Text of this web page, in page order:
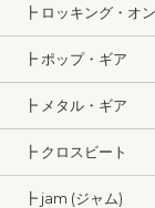
┣ ロッキング・オン
┣ ポップ・ギア
┣ メタル・ギア
┣ クロスビート
┣ jam (ジャム)